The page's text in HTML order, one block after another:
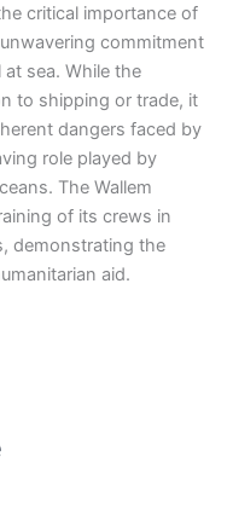
critical importance of
commitment
sea. While the
to shipping or trade, it
dangers faced by
role played by
The Wallem
of its crews in
demonstrating the
aid.